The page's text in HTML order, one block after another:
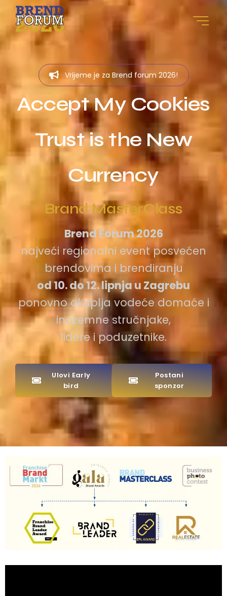
Vrijeme je za Brend forum 2026!
Accept My Cookies
Trust is the New
Currency
Franchise BrandMarkt
Brend Forum 2026
najveći regionalni event posvećen
brendovima i brendiranju
od 10. do 12. lipnja u Zagrebu
ponovno okuplja vodeće domaće i
inozemne stručnjake,
lidere i poduzetnike.
Ulovi Early
bird
Postani
sponzor